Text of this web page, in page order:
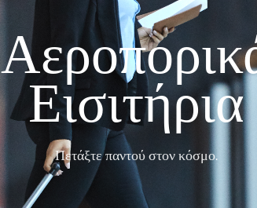
Εισιτήρια
Πετάξτε παντού στον κόσμο.